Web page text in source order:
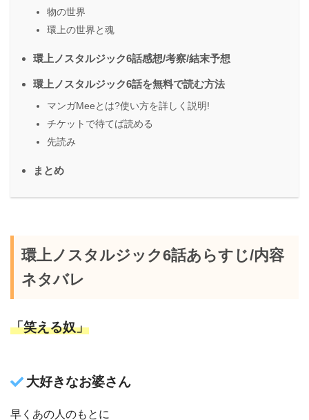
物の世界
環上の世界と魂
環上ノスタルジック6話感想/考察/結末予想
環上ノスタルジック6話を無料で読む方法
マンガMeeとは?使い方を詳しく説明!
チケットで待てば読める
先読み
まとめ
環上ノスタルジック6話あらすじ/内容
ネタバレ
「笑える奴」
大好きなお婆さん
早くあの人のもとに